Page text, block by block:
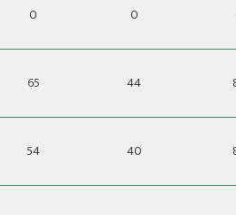
0 0
65 44
54 40